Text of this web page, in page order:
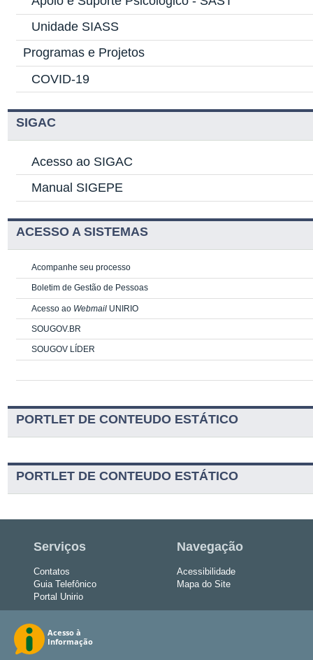
Unidade SIASS
Programas e Projetos
COVID-19
SIGAC
Acesso ao SIGAC
Manual SIGEPE
ACESSO A SISTEMAS
Acompanhe seu processo
Boletim de Gestão de Pessoas
Acesso ao Webmail UNIRIO
SOUGOV.BR
SOUGOV LÍDER
PORTLET DE CONTEUDO ESTÁTICO
PORTLET DE CONTEUDO ESTÁTICO
Serviços
Contatos
Guia Telefônico
Portal Unirio
Navegação
Acessibilidade
Mapa do Site